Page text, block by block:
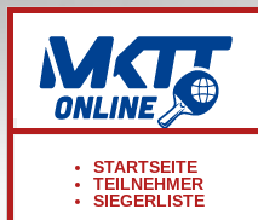
STARTSEITE
TEILNEHMER
SIEGERLISTE